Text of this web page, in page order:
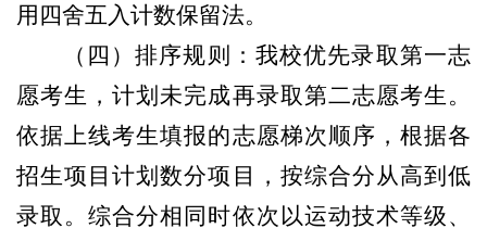
用四舍五入计数保留法。
（四）排序规则：我校优先录取第一志
愿考生，计划未完成再录取第二志愿考生。
依据上线考生填报的志愿梯次顺序，根据各
招生项目计划数分项目，按综合分从高到低
录取。综合分相同时依次以运动技术等级、